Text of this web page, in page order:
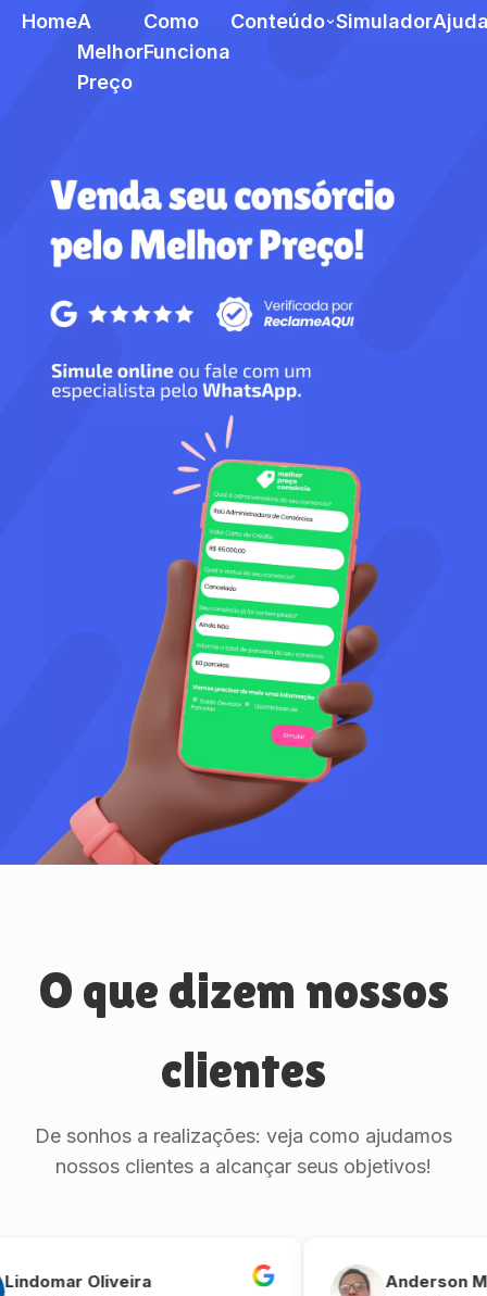
HomeA
Melhor
Preço
Como
Funciona
Conteúdo Simulador
O que dizem nossos
clientes
De sonhos a realizações: veja como ajudamos
nossos clientes a alcançar seus objetivos!
Oliveira Anderson